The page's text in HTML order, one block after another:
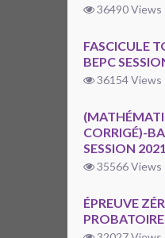
36490 Views
FASCICULE
BEPC
36154 Views
CORRIGÉ)-
SESSION 2021
35566 Views
ÉPREUVE